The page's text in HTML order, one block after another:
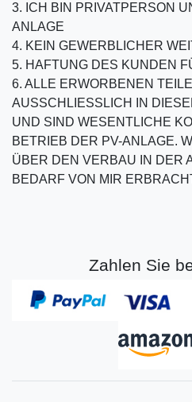
3. ICH BIN PRIVATPERSON
ANLAGE
4. KEIN GEWERBLICHER
5. HAFTUNG DES KUNDEN
6. ALLE ERWORBENEN
AUSSCHLIESSLICH IN
UND SIND WESENTLICHE
BETRIEB DER PV-ANLAGE.
ÜBER DEN VERBAU IN DER
BEDARF VON MIR
Zahlen Sie